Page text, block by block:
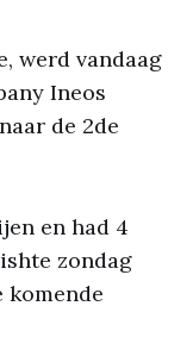
werd vandaag
Ineos
de 2de
en had 4
zondag
komende